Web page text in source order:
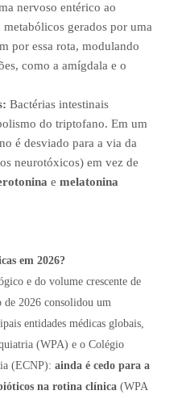
nervoso entérico ao
gerados por uma
por essa rota, modulando
como a amígdala e o
Bactérias intestinais
do triptofano. Em um
é desviado para a via da
neurotóxicos) em vez de
e melatonina
em 2026?
e do volume crescente de
de 2026 consolidou um
entidades médicas globais,
(WPA) e o Colégio
(ECNP): ainda é cedo para a
na rotina clínica (WPA